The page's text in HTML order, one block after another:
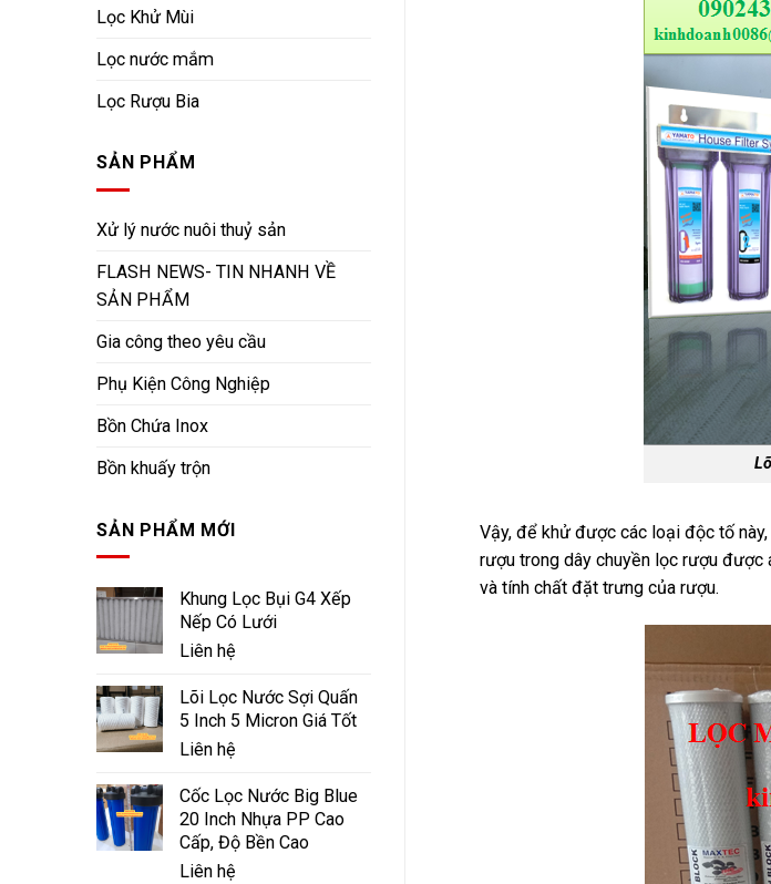
Lọc Khử Mùi
Lọc nước mắm
Lọc Rượu Bia
SẢN PHẨM
Xử lý nước nuôi thuỷ sản
FLASH NEWS- TIN NHANH VỀ
SẢN PHẨM
Gia công theo yêu cầu
Phụ Kiện Công Nghiệp
Bồn Chứa Inox
Bồn khuấy trộn
SẢN PHẨM MỚI
Khung Lọc Bụi G4 Xếp
Nếp Có Lưới
Liên hệ
Lõi Lọc Nước Sợi Quấn
5 Inch 5 Micron Giá Tốt
Liên hệ
Cốc Lọc Nước Big Blue
20 Inch Nhựa PP Cao
Cấp, Độ Bền Cao
Liên hệ
Vậy, để khử được các loại độc tố
rượu trong dây chuyền lọc rượu
và tính chất đặt trưng của rượu.